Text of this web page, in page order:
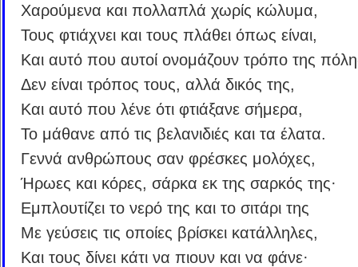
Χαρούμενα και πολλαπλά χωρίς κώλυμα,
Τους φτιάχνει και τους πλάθει όπως είναι,
Και αυτό που αυτοί ονομάζουν τρόπο της
Δεν είναι τρόπος τους, αλλά δικός της,
Και αυτό που λένε ότι φτιάξανε σήμερα,
Το μάθανε από τις βελανιδιές και τα έλατα.
Γεννά ανθρώπους σαν φρέσκες μολόχες,
Ήρωες και κόρες, σάρκα εκ της σαρκός της·
Εμπλουτίζει το νερό της και το σιτάρι της
Με γεύσεις τις οποίες βρίσκει κατάλληλες,
Και τους δίνει κάτι να πιουν και να φάνε·